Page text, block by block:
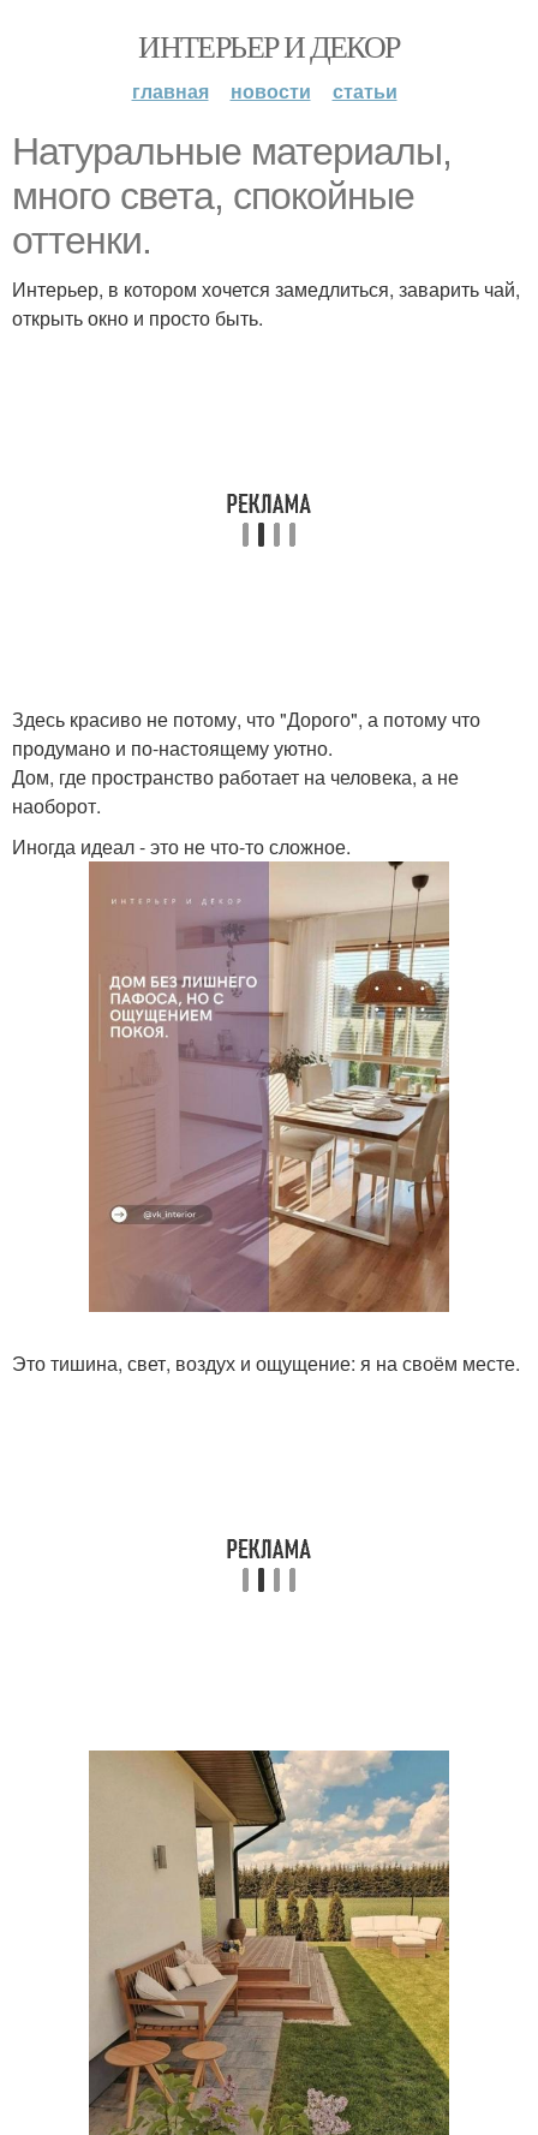
ИНТЕРЬЕР И ДЕКОР
главная новости статьи
Натуральные материалы,
много света, спокойные
оттенки.
Интерьер, в котором хочется замедлиться, заварить чай,
открыть окно и просто быть.
Здесь красиво не потому, что "Дорого", а потому что
продумано и по-настоящему уютно.
Дом, где пространство работает на человека, а не
наоборот.
Иногда идеал - это не что-то сложное.
Это тишина, свет, воздух и ощущение: я на своём месте.